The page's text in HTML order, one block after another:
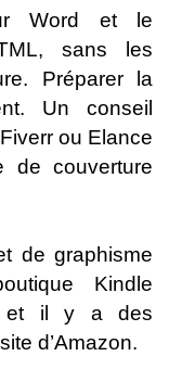
Word et le
sans les
Préparer la
Un conseil
ou Elance
couverture
de graphisme
Kindle
et il y a des
d’Amazon.